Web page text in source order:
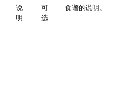
说
明
可
选
食谱的说明。